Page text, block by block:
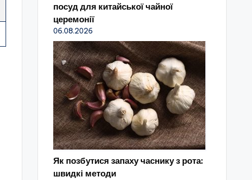
посуд для китайської чайної
церемонії
06.08.2026
Як позбутися запаху часнику з рота:
швидкі методи